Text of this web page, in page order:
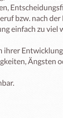
bzw. nach
einfach zu viel
ihrer
Ängsten